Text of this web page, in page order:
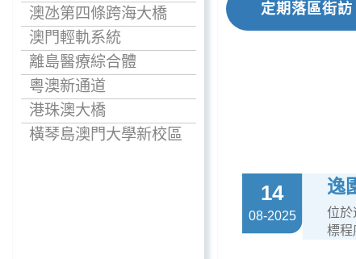
澳氹第四條跨海大橋
澳門輕軌系統
離島醫療綜合體
粵澳新通道
港珠澳大橋
橫琴島澳門大學新校區
定期落區街訪
14
08-2025
逸
位於
標程